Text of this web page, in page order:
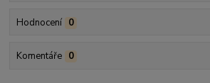
Hodnocení 0
Komentáře 0